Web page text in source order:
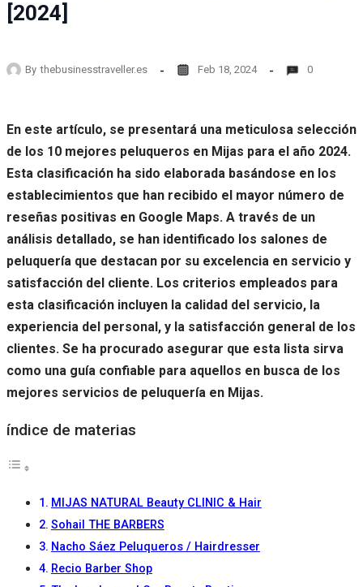
[2024]
By thebusinesstraveller.es Feb 18, 2024 0
En este artículo, se presentará una meticulosa selección
de los 10 mejores peluqueros en Mijas para el año 2024.
Esta clasificación ha sido elaborada basándose en los
establecimientos que han recibido el mayor número de
reseñas positivas en Google Maps. A través de un
análisis detallado, se han identificado los salones de
peluquería que destacan por su excelencia en servicio y
satisfacción del cliente. Los criterios empleados para
esta clasificación incluyen la calidad del servicio, la
experiencia del personal, y la satisfacción general de los
clientes. Se ha procurado asegurar que esta lista sirva
como una guía confiable para aquellos en busca de los
mejores servicios de peluquería en Mijas.
índice de materias
MIJAS NATURAL Beauty CLINIC & Hair
Sohail THE BARBERS
Nacho Sáez Peluqueros / Hairdresser
Recio Barber Shop